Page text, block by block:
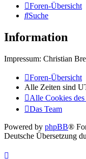
Foren-Übersicht
Suche
Information
Impressum: Christian
Foren-Übersicht
Alle Zeiten sind
Alle Cookies
Das Team
Powered by phpBB®
Deutsche Übersetzung